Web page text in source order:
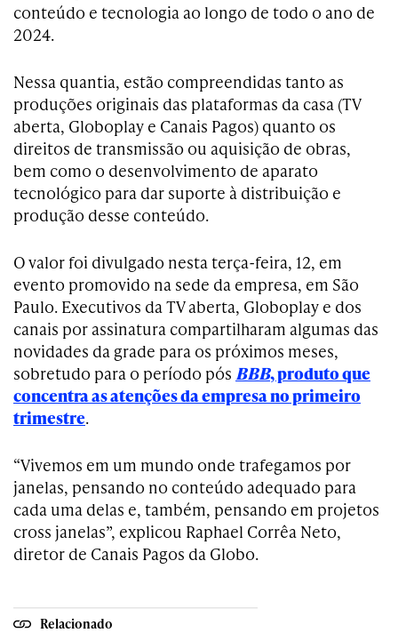
conteúdo e tecnologia ao longo de todo o ano de
2024.
Nessa quantia, estão compreendidas tanto as
produções originais das plataformas da casa (TV
aberta, Globoplay e Canais Pagos) quanto os
direitos de transmissão ou aquisição de obras,
bem como o desenvolvimento de aparato
tecnológico para dar suporte à distribuição e
produção desse conteúdo.
O valor foi divulgado nesta terça-feira, 12, em
evento promovido na sede da empresa, em São
Paulo. Executivos da TV aberta, Globoplay e dos
canais por assinatura compartilharam algumas das
novidades da grade para os próximos meses,
sobretudo para o período pós BBB, produto que
concentra as atenções da empresa no primeiro
trimestre.
“Vivemos em um mundo onde trafegamos por
janelas, pensando no conteúdo adequado para
cada uma delas e, também, pensando em projetos
cross janelas”, explicou Raphael Corrêa Neto,
diretor de Canais Pagos da Globo.
Relacionado